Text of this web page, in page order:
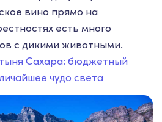
вино прямо на
есть много
с дикими животными.
Сахара: бюджетный
чудо света